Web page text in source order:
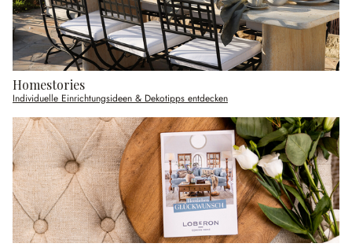
Homestories
Individuelle Einrichtungsideen & Dekotipps entdecken